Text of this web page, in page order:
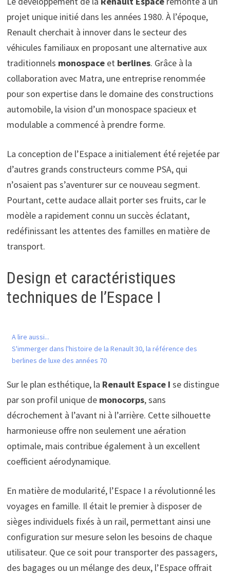
projet unique initié dans les années 1980. À l’époque,
Renault cherchait à innover dans le secteur des
véhicules familiaux en proposant une alternative aux
traditionnels monospaceet berlines. Grâce à la
collaboration avec Matra, une entreprise renommée
pour son expertise dans le domaine des constructions
automobile, la vision d’un monospace spacieux et
modulable a commencé à prendre forme.
La conception de l’Espace a initialement été rejetée par
d’autres grands constructeurs comme PSA, qui
n’osaient pas s’aventurer sur ce nouveau segment.
Pourtant, cette audace allait porter ses fruits, car le
modèle a rapidement connu un succès éclatant,
redéfinissant les attentes des familles en matière de
transport.
Design et caractéristiques
techniques de l’Espace I
A lire aussi...
S'immerger dans l'histoire de la Renault 30, la référence des
berlines de luxe des années 70
Sur le plan esthétique, la Renault Espace I se distingue
par son profil unique de monocorps, sans
décrochement à l’avant ni à l’arrière. Cette silhouette
harmonieuse offre non seulement une aération
optimale, mais contribue également à un excellent
coefficient aérodynamique.
En matière de modularité, l’Espace I a révolutionné les
voyages en famille. Il était le premier à disposer de
sièges individuels fixés à un rail, permettant ainsi une
configuration sur mesure selon les besoins de chaque
utilisateur. Que ce soit pour transporter des passagers,
des bagages ou un mélange des deux, l’Espace offrait